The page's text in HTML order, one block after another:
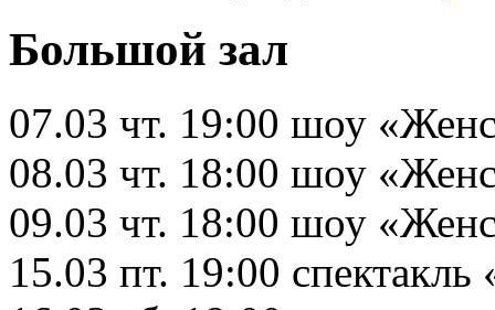
Большой зал
07.03 чт. 19:00 шоу
08.03 чт. 18:00 шоу
09.03 чт. 18:00 шоу
15.03 пт. 19:00